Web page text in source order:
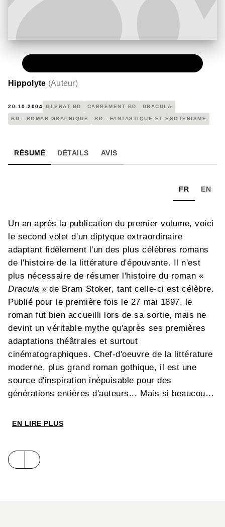
Hippolyte (Auteur)
20.10.2004 GLÉNAT BD CARRÉMENT BD DRACULA
BD - ROMAN GRAPHIQUE BD - FANTASTIQUE ET ÉSOTÉRISME
RÉSUMÉ DÉTAILS AVIS
FR EN
Un an après la publication du premier volume, voici
le second volet d'un diptyque extraordinaire
adaptant fidèlement l'un des plus célèbres romans
de l'histoire de la littérature d'épouvante. Il n'est
plus nécessaire de résumer l'histoire du roman «
Dracula» de Bram Stoker, tant celle-ci est célèbre.
Publié pour le première fois le 27 mai 1897, le
roman fut bien accueilli lors de sa sortie, mais ne
devint un véritable mythe qu'après ses premières
adaptations théâtrales et surtout
cinématographiques. Chef-d'oeuvre de la littérature
moderne, plus grand roman gothique, il est une
source d'inspiration inépuisable pour des
générations entières d'auteurs... Mais si beaucoup
transformant au gré des envies ou des impératifs
collection Carrément BD, une adaptation très fidèle
en revenant à l'unique source : le roman de Stoker.
EN LIRE PLUS